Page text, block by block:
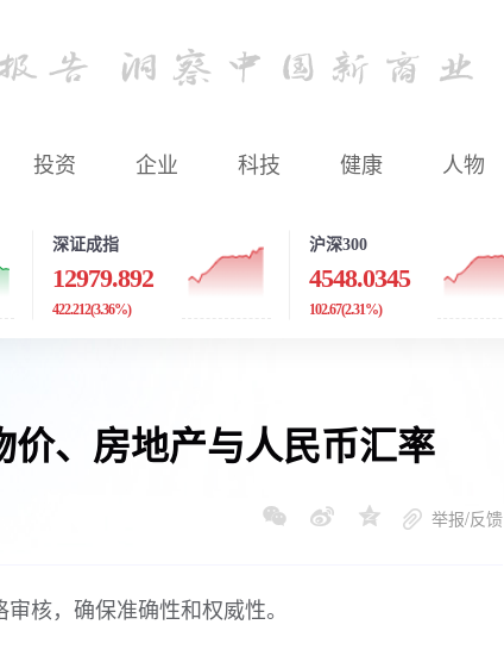
投资 企业 科技 健康 人物
深证成指
12979.892
422.212(3.36%)
沪深300
4548.0345
102.67(2.31%)
、房地产与人民币汇率
举报/反馈
核，确保准确性和权威性。